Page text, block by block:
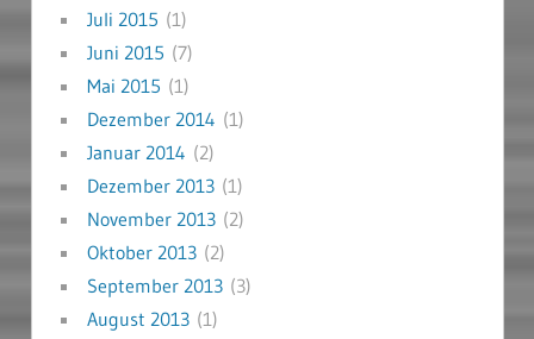
Juli 2015 (1)
Juni 2015 (7)
Mai 2015 (1)
Dezember 2014 (1)
Januar 2014 (2)
Dezember 2013(1)
November 2013(2)
Oktober 2013(2)
September 2013(3)
August 2013(1)